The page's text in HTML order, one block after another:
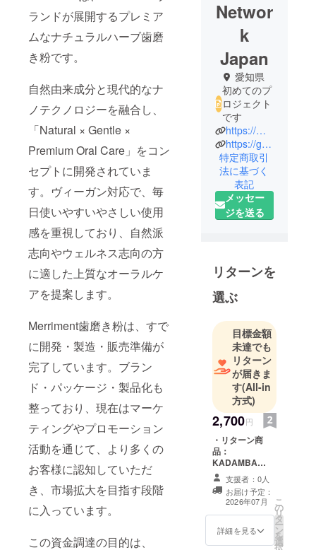
ランドが展開するプレミア
ムなナチュラルハーブ歯磨
き粉です。
自然由来成分と現代的なナ
ノテクノロジーを融合し、
「Natural × Gentle ×
Premium Oral Care」をコン
セプトに開発されていま
す。ヴィーガン対応で、毎
日使いやすいやさしい使用
感を重視しており、自然派
志向やウェルネス志向の方
に適した上質なオーラルケ
アを提案します。
Merriment歯磨き粉は、すで
に開発・製造・販売準備が
完了しています。ブラン
ド・パッケージ・製品化も
整っており、現在はマーケ
ティングやプロモーション
活動を通じて、より多くの
お客様に認知していただ
き、市場拡大を目指す段階
に入っています。
この資金調達の目的は、
Networ
k
Japan
愛知県
初めてのプ
ロジェクト
です
https://merriment.life
https://gnjgroup.jp/
特定商取引
法に基づく
表記
メッセー
ジを送る
リターンを
選ぶ
目標金額
未達でも
リターン
が届きま
す(All-in
方式)
2,700円
・リターン商
品：
KADAMBA
Merriment １
本 ・希望小売価
格： 3,300円
(税込) ・容
量： 100ｇ ・
使用方法、注意
支援者：0人
お届け予定：
2026年07月
詳細を見る
こ
の
リ
タ
ー
ン
を
選
択